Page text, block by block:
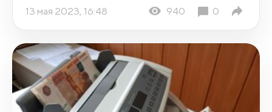
13 мая 2023, 16:48 940 0